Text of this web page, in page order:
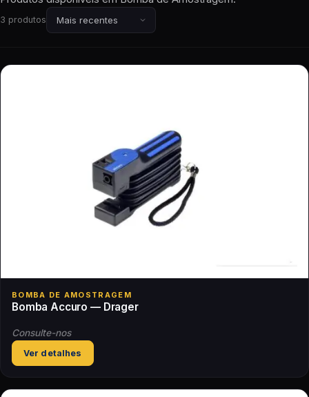
3 produtos
BOMBA DE AMOSTRAGEM
Bomba Accuro — Drager
Consulte-nos
Ver detalhes